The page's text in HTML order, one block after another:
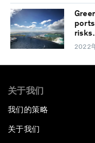
2022
关于我们
我们的策略
关于我们